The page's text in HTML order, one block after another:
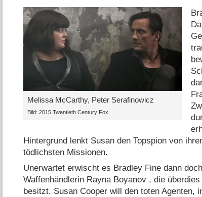
Melissa McCarthy, Peter Serafinowicz
Bild: 2015 Twentieth Century Fox
Hintergrund lenkt Susan den Topspion von
tödlichsten Missionen.
Unerwartet erwischt es Bradley Fine dann
Waffenhändlerin Rayna Boyanov , die
besitzt. Susan Cooper will den toten Agenten,